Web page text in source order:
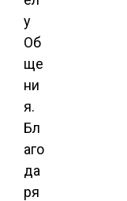
у
Об
ще
ни
я.
Бл
аго
да
ря